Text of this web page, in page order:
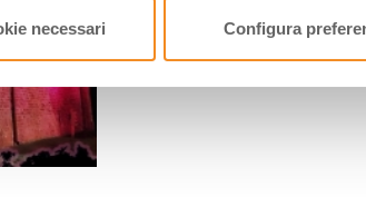
necessari Configura